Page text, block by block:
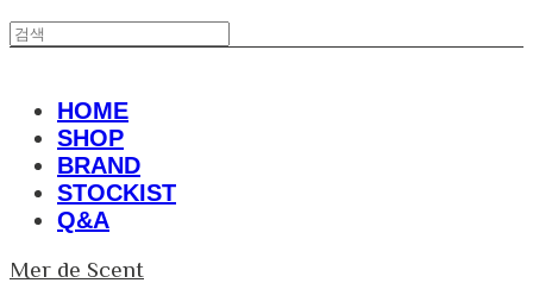
HOME
SHOP
BRAND
STOCKIST
Q&A
Mer de Scent